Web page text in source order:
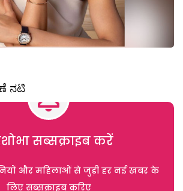
ನಟಿ
सब्सक्राइब करें
और महिलाओं से जुड़ी हर नई खबर के
लिए सब्सक्राइब करिए